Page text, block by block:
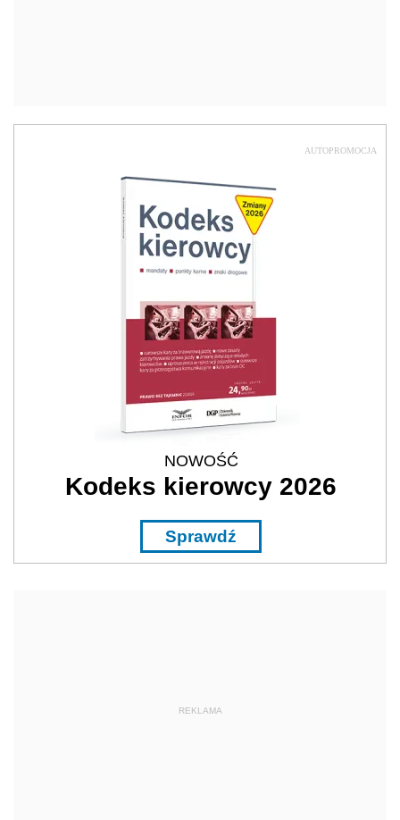
AUTOPROMOCJA
NOWOŚĆ
Kodeks kierowcy 2026
Sprawdź
REKLAMA